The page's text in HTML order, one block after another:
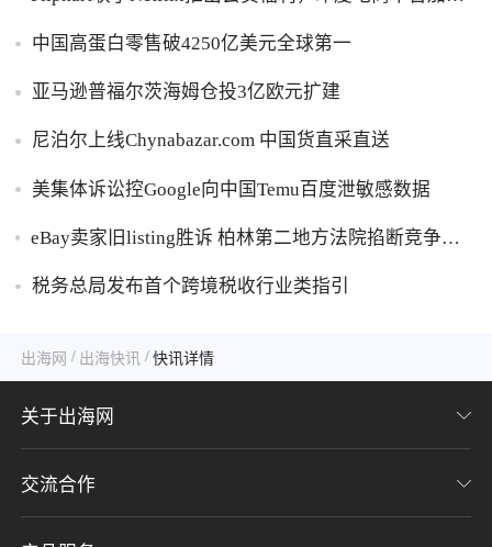
中国高蛋白零售破4250亿美元全球第一
亚马逊普福尔茨海姆仓投3亿欧元扩建
尼泊尔上线Chynabazar.com 中国货直采直送
美集体诉讼控Google向中国Temu百度泄敏感数据
eBay卖家旧listing胜诉 柏林第二地方法院掐断竞争对
税务总局发布首个跨境税收行业类指引
出海网 / 出海快讯 / 快讯详情
关于出海网
关于我们
交流合作